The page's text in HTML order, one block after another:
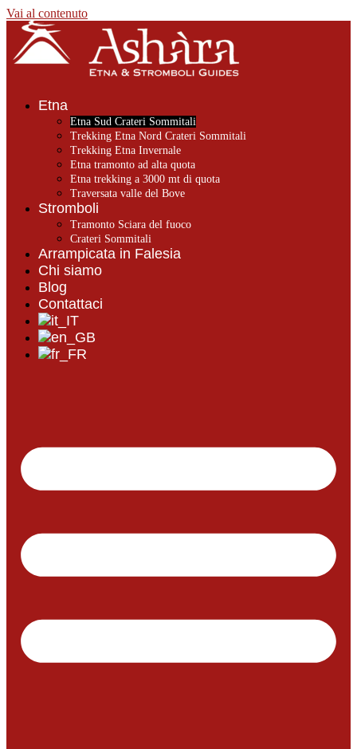
Vai al contenuto
Etna
Etna Sud Crateri Sommitali
Trekking Etna Nord Crateri Sommitali
Trekking Etna Invernale
Etna tramonto ad alta quota
Etna trekking a 3000 mt di quota
Traversata valle del Bove
Stromboli
Tramonto Sciara del fuoco
Crateri Sommitali
Arrampicata in Falesia
Chi siamo
Blog
Contattaci